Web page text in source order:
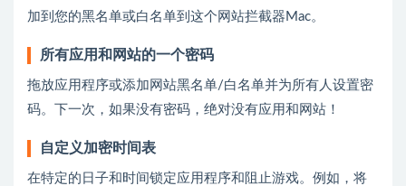
加到您的黑名单或白名单到这个网站拦截器Mac。
所有应用和网站的一个密码
拖放应用程序或添加网站黑名单/白名单并为所有人设置密
码。下一次，如果没有密码，绝对没有应用和网站！
自定义加密时间表
在特定的日子和时间锁定应用程序和阻止游戏。例如，将